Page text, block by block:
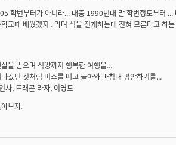
학번부터가 아니라... 대충 1990년대 말 학번정도부터
교때 배웠겠지.. 라며 식을 전개하는데 전혀 모른다고 하
을 받으며 석양까지 행복한 여행을...
갔던 것처럼 미소를 띠고 돌아와 마침내 평안하기를...
사, 드래곤 라자, 이영도
보자.